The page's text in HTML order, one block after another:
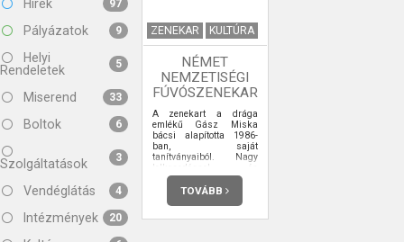
Hírek
97
Pályázatok 9
Helyi
Rendeletek
5
Miserend 33
Boltok 6
Szolgáltatások 3
Vendéglátás 4
Intézmények 20
ZENEKAR KULTÚRA
NÉMET
NEMZETISÉGI
FÚVÓSZENEKAR
A zenekart a drága
emlékű Gász Miska
bácsi alapította 1986-
ban, saját
tanítványaiból. Nagy
lelkesedéssel és
szorgalommal nevelte,
tanította a zenészeket
tanítványa, ifj. Hahn
TOVÁBB